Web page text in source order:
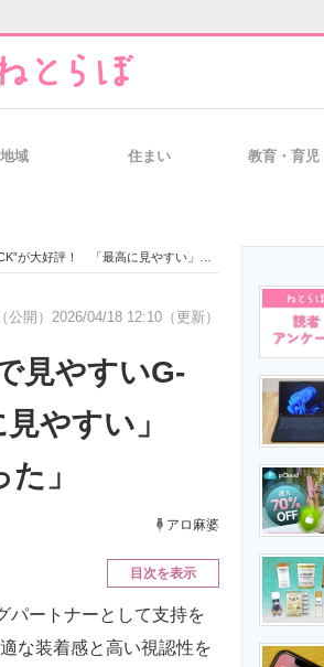
経営リーダーのコミュニテ
・比較・事例 製造業のIT導入・活用を支援
エネルギーの専門メディア
地域 住まい 教育・育児
見やすい」「まさしくこの時計が欲しかった」
公開） 2026/04/18 12:10（更新）
見やすいG-
やすい」
」
アロ麻婆
目次を表示
パートナーとして支持を
な装着感と高い視認性を